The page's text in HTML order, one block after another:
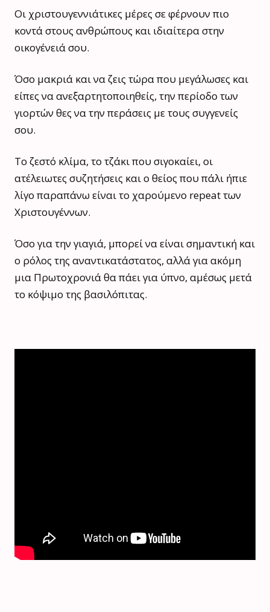
Οι χριστουγεννιάτικες μέρες σε φέρνουν πιο
κοντά στους ανθρώπους και ιδιαίτερα στην
οικογένειά σου.
Όσο μακριά και να ζεις τώρα που μεγάλωσες και
είπες να ανεξαρτητοποιηθείς, την περίοδο των
γιορτών θες να την περάσεις με τους συγγενείς
σου.
Το ζεστό κλίμα, το τζάκι που σιγοκαίει, οι
ατέλειωτες συζητήσεις και ο θείος που πάλι ήπιε
λίγο παραπάνω είναι το χαρούμενο repeat των
Χριστουγέννων.
Όσο για την γιαγιά, μπορεί να είναι σημαντική και
ο ρόλος της αναντικατάστατος, αλλά για ακόμη
μια Πρωτοχρονιά θα πάει για ύπνο, αμέσως μετά
το κόψιμο της βασιλόπιτας.